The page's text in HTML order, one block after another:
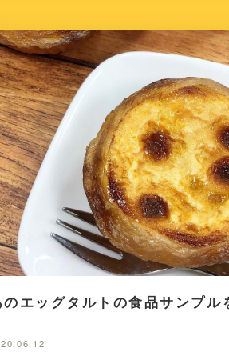
のエッグタルトの食品サンプル